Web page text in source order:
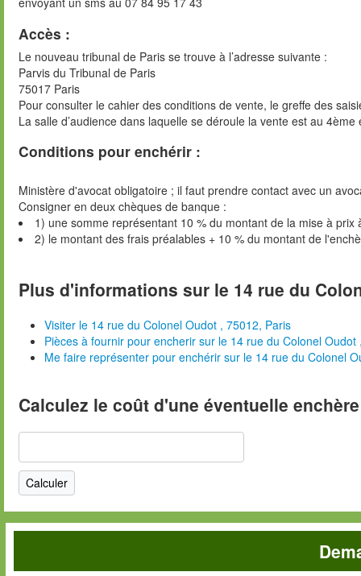
Accès :
Le nouveau tribunal de Paris se trouve à l’adresse suivante :
Parvis du Tribunal de Paris
75017 Paris
Pour consulter le cahier des conditions de vente, le greffe des
La salle d’audience dans laquelle se déroule la vente est au 4ème
Conditions pour enchérir :
Ministère d'avocat obligatoire ; il faut prendre contact avec un
Consigner en deux chèques de banque :
1) une somme représentant 10 % du montant de la mise à
2) le montant des frais préalables + 10 % du montant de
Plus d'informations sur le 14 rue du
Visiter le 14 rue du Colonel Oudot , 75012, Paris
Pièces à fournir pour encherir sur le 14 rue du Colonel Oudot
Me faire représenter pour enchérir sur le 14 rue du Colonel
Calculez le coût d'une éventuelle